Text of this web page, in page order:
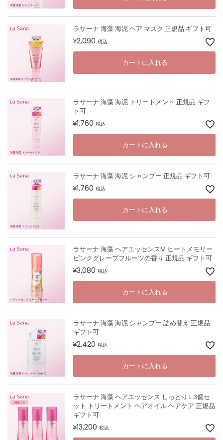
ラサーナ 海藻 海泥 ヘア マスク 正規品 ギフト可
¥2,090 税込
カートに入れる
ラサーナ 海藻 海泥 トリートメント 正規品 ギフ
ト可
¥1,760 税込
カートに入れる
ラサーナ 海藻 海泥 シャンプー 正規品 ギフト可
¥1,760 税込
カートに入れる
ラサーナ 海藻 ヘアエッセンスM ヒートメモリー
ピンクグレープフルーツの香り 正規品 ギフト可
¥3,080 税込
カートに入れる
ラサーナ 海藻 海泥 シャンプー 詰め替え 正規品
ギフト可
¥2,420 税込
カートに入れる
ラサーナ 海藻 ヘアエッセンス しっとり L 3個セ
ット トリートメント ヘアオイル ヘアケア 正規品
ギフト可
¥13,200 税込